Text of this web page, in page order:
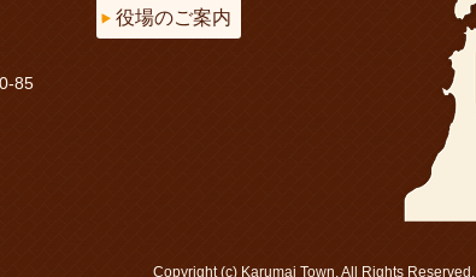
85
役場のご案内
Copyright (c) Karumai Town. All Rights Reserved.